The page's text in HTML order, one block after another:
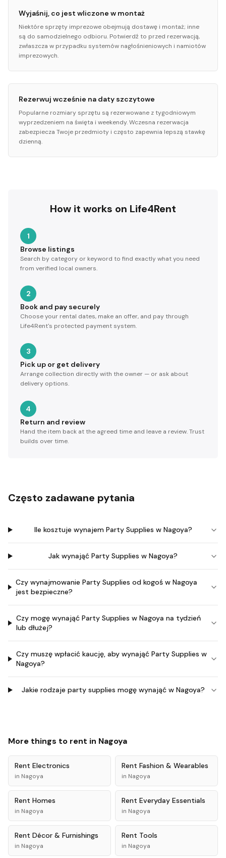
Wyjaśnij, co jest wliczone w montaż
Niektóre sprzęty imprezowe obejmują dostawę i montaż; inne
są do samodzielnego odbioru. Potwierdź to przed rezerwacją,
zwłaszcza w przypadku systemów nagłośnieniowych i namiotów
imprezowych.
Rezerwuj wcześnie na daty szczytowe
Popularne rozmiary sprzętu są rezerwowane z tygodniowym
wyprzedzeniem na święta i weekendy. Wczesna rezerwacja
zabezpiecza Twoje przedmioty i często zapewnia lepszą stawkę
dzienną.
How it works on Life4Rent
1
Browse listings
Search by category or keyword to find exactly what you need
from verified local owners.
2
Book and pay securely
Choose your rental dates, make an offer, and pay through
Life4Rent's protected payment system.
3
Pick up or get delivery
Arrange collection directly with the owner — or ask about
delivery options.
4
Return and review
Hand the item back at the agreed time and leave a review. Trust
builds over time.
Często zadawane pytania
Ile kosztuje wynajem Party Supplies w Nagoya?
Jak wynająć Party Supplies w Nagoya?
Czy wynajmowanie Party Supplies od kogoś w Nagoya
jest bezpieczne?
Czy mogę wynająć Party Supplies w Nagoya na tydzień
lub dłużej?
Czy muszę wpłacić kaucję, aby wynająć Party Supplies w
Nagoya?
Jakie rodzaje party supplies mogę wynająć w Nagoya?
More things to rent in Nagoya
Rent Electronics
in Nagoya
Rent Fashion & Wearables
in Nagoya
Rent Homes
in Nagoya
Rent Everyday Essentials
in Nagoya
Rent Décor & Furnishings
in Nagoya
Rent Tools
in Nagoya